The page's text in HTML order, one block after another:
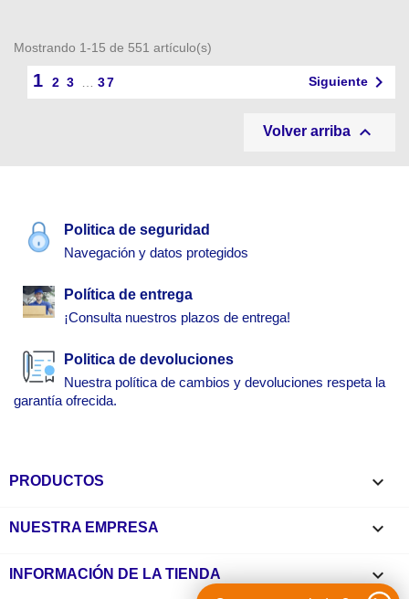
Mostrando 1-15 de 551 artículo(s)
1 2 3 37 Siguiente 
Volver arriba 
Politica de seguridad
Navegación y datos protegidos
Política de entrega
¡Consulta nuestros plazos de entrega!
Politica de devoluciones
Nuestra política de cambios y devoluciones respeta la
garantía ofrecida.
PRODUCTOS 
NUESTRA EMPRESA 
INFORMACIÓN DE LA TIENDA keyboard_arrow_down